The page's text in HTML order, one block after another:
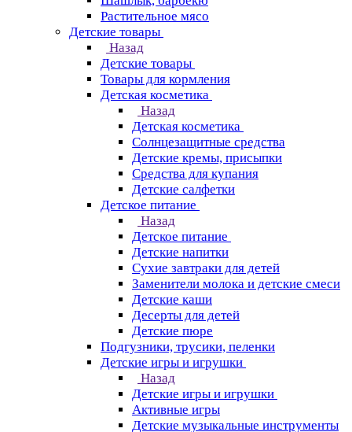
Растительное мясо
Детские товары
Назад
Детские товары
Товары для кормления
Детская косметика
Назад
Детская косметика
Солнцезащитные средства
Детские кремы, присыпки
Средства для купания
Детские салфетки
Детское питание
Назад
Детское питание
Детские напитки
Сухие завтраки для детей
Заменители молока и детские смеси
Детские каши
Десерты для детей
Детские пюре
Подгузники, трусики, пеленки
Детские игры и игрушки
Назад
Детские игры и игрушки
Активные игры
Детские музыкальные инструменты